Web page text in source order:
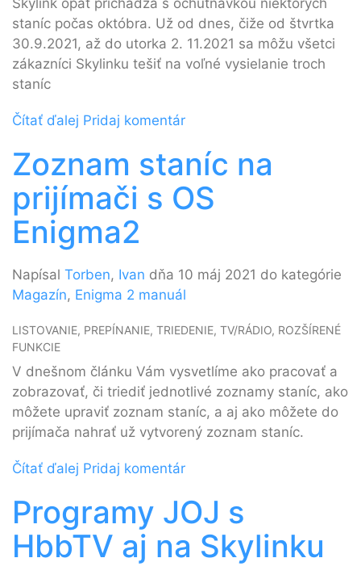
staníc počas októbra. Už od dnes, čiže od štvrtka
30.9.2021, až do utorka 2. 11.2021 sa môžu všetci
zákazníci Skylinku tešiť na voľné vysielanie troch
staníc
Čítať ďalej Pridaj komentár
Zoznam staníc na
prijímači s OS
Enigma2
Napísal Torben, Ivan dňa 10 máj 2021 do kategórie
Magazín, Enigma 2 manuál
LISTOVANIE, PREPÍNANIE, TRIEDENIE, TV/RÁDIO, ROZŠÍRENÉ
FUNKCIE
V dnešnom článku Vám vysvetlíme ako pracovať a
zobrazovať, či triediť jednotlivé zoznamy staníc, ako
môžete upraviť zoznam staníc, a aj ako môžete do
prijímača nahrať už vytvorený zoznam staníc.
Čítať ďalej Pridaj komentár
Programy JOJ s
HbbTV aj na Skylinku